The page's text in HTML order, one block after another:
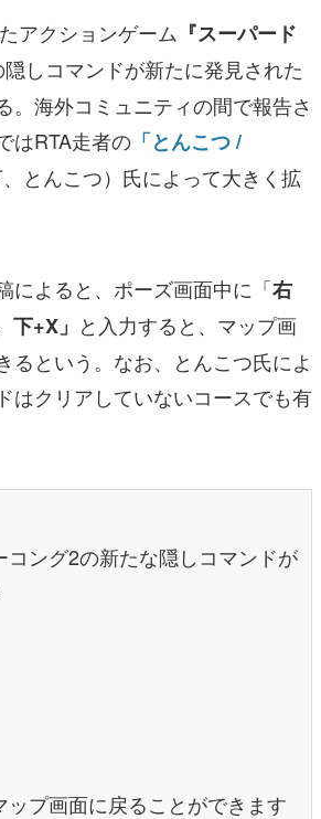
アクションゲーム 『スーパード
隠しコマンドが新たに発見された
。海外コミュニティの間で報告さ
はRTA走者の 「とんこつ /
、とんこつ）氏によって大きく拡
によると、ポーズ画面中に「右
+X」 と入力すると、マップ画
るという。なお、とんこつ氏によ
はクリアしていないコースでも有
コング2の新たな隠しコマンドが
ップ画面に戻ることができます